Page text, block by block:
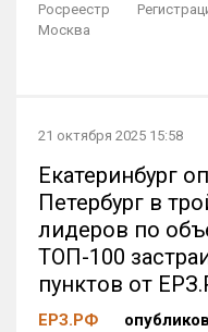
Росреестр
Москва
21 октября 2025 15:58
Екатеринбург
Петербург в
лидеров по
ТОП-100
пунктов от
ЕРЗ.РФ